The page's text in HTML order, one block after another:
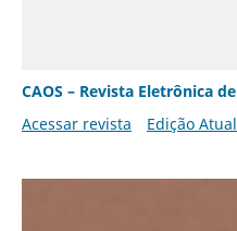
CAOS – Revista Eletrônica
Acessar revista
Edição Atual